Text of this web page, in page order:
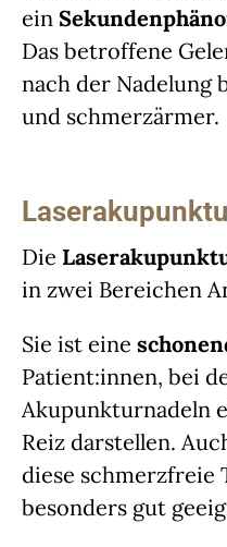
ein
Das betroffene
nach der Nadelung
und schmerzärmer.
Die
in zwei Bereichen
Sie ist eine
Patient:innen, bei
Akupunkturnadeln
Reiz darstellen.
diese schmerzfreie
besonders gut